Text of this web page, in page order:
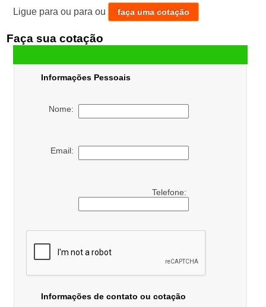
Ligue para ou para ou faça uma cotação
Faça sua cotação
Informações Pessoais
Nome:
Email:
Telefone:
Informações de contato ou cotação